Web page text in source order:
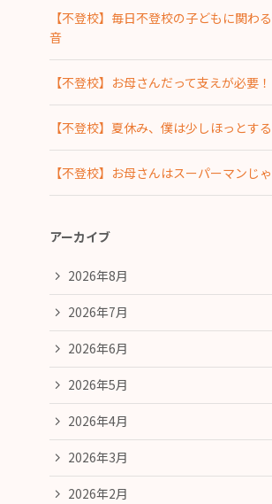
【不登校】毎日不登校の子どもに関わ
音
【不登校】お母さんだって支えが必要！
【不登校】夏休み、僕は少しほっとする
【不登校】お母さんはスーパーマンじ
アーカイブ
2026年8月
2026年7月
2026年6月
2026年5月
2026年4月
2026年3月
2026年2月